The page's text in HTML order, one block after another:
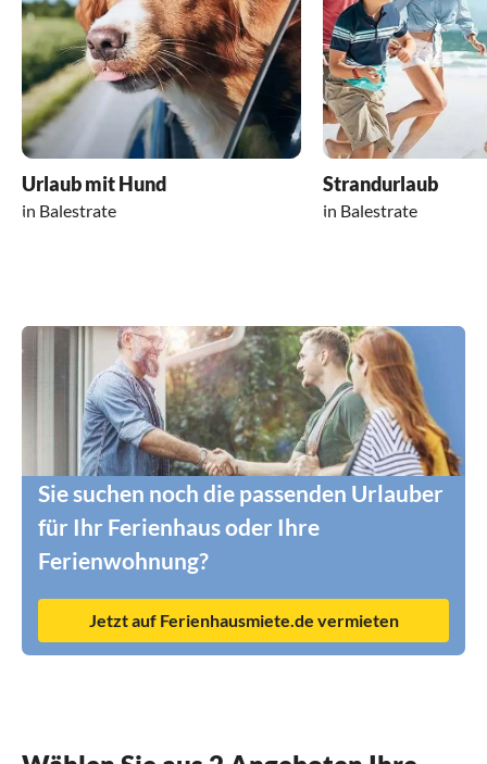
Urlaub mit Hund
in Balestrate
Strandurlaub
in Balestrate
Sie suchen noch die passenden Urlauber
für Ihr Ferienhaus oder Ihre
Ferienwohnung?
Jetzt auf Ferienhausmiete.de vermieten